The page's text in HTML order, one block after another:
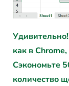
как в
Сэкономьте
количество